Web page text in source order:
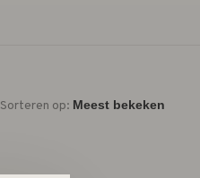
Sorteren op: